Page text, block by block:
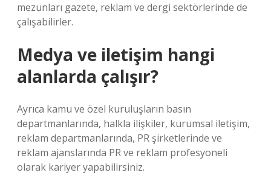
mezunları gazete, reklam ve dergi sektörlerinde de
çalışabilirler.
Medya ve iletişim hangi
alanlarda çalışır?
Ayrıca kamu ve özel kuruluşların basın
departmanlarında, halkla ilişkiler, kurumsal iletişim,
reklam departmanlarında, PR şirketlerinde ve
reklam ajanslarında PR ve reklam profesyoneli
olarak kariyer yapabilirsiniz.